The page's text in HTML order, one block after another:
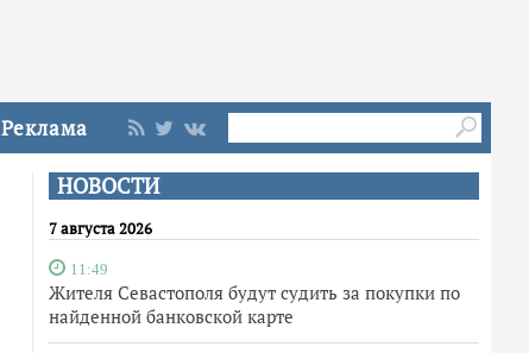
Реклама
НОВОСТИ
7 августа 2026
11:49
Жителя Севастополя будут судить за покупки по
найденной банковской карте